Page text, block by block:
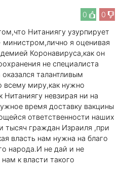
0
0
Нитаниягу узурпирует
министром,лично я оценивая
Коронавируса,как он
не специалиста
талантливым
всему миру,как нужно
невзирая ни на
время доставку вакцины
ответственности наших
тысяч граждан Израиля ,при
власть нам нужна на благо
народа.И не дай и не
к власти такого